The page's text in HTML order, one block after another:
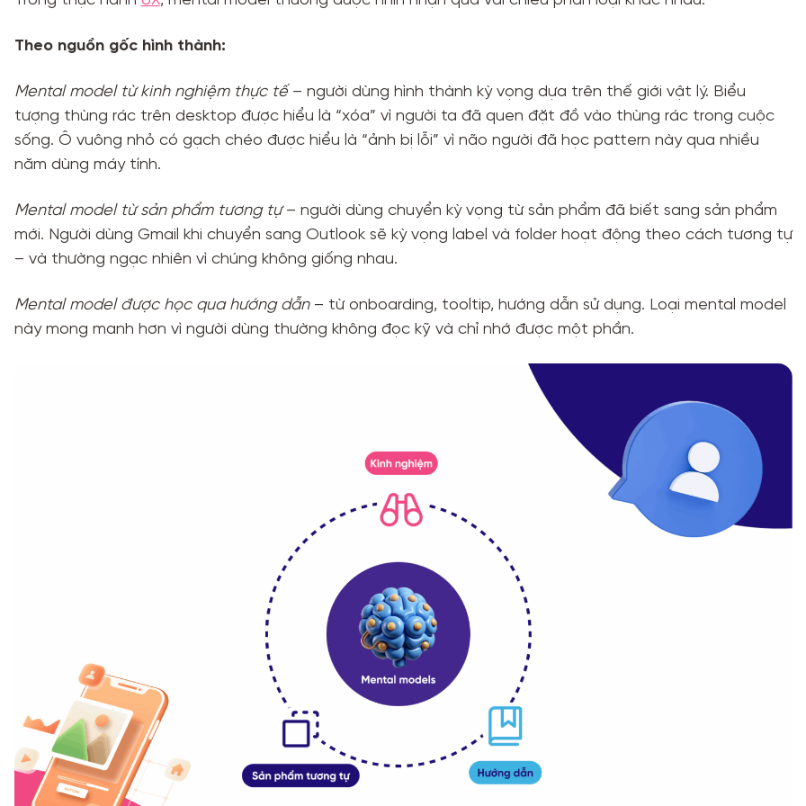
Theo nguồn gốc hình thành:
Mental model từ kinh nghiệm thực tế– người dùng hình thành kỳ vọng dựa trên thế giới vật lý. Biểu
tượng thùng rác trên desktop được hiểu là “xóa” vì người ta đã quen đặt đồ vào thùng rác trong cuộc
sống. Ô vuông nhỏ có gạch chéo được hiểu là “ảnh bị lỗi” vì não người đã học pattern này qua nhiều
năm dùng máy tính.
Mental model từ sản phẩm tương tự– người dùng chuyển kỳ vọng từ sản phẩm đã biết sang sản phẩm
mới. Người dùng Gmail khi chuyển sang Outlook sẽ kỳ vọng label và folder hoạt động theo cách tương tự
– và thường ngạc nhiên vì chúng không giống nhau.
Mental model được học qua hướng dẫn– từ onboarding, tooltip, hướng dẫn sử dụng. Loại mental model
này mong manh hơn vì người dùng thường không đọc kỹ và chỉ nhớ được một phần.